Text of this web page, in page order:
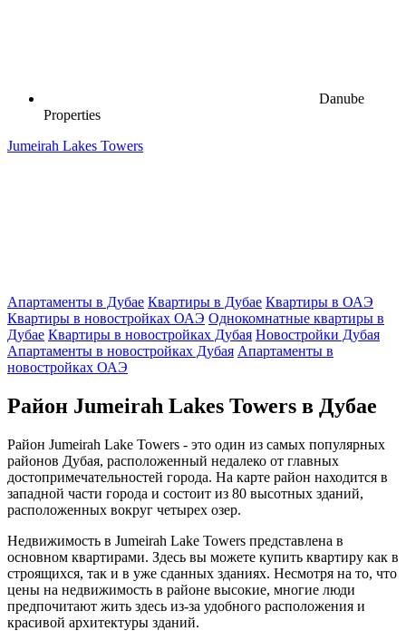
Danube
Properties
Jumeirah Lakes Towers
Апартаменты в Дубае Квартиры в Дубае Квартиры в ОАЭ
Квартиры в новостройках ОАЭ Однокомнатные квартиры в
Дубае Квартиры в новостройках Дубая Новостройки Дубая
Апартаменты в новостройках Дубая Апартаменты в
новостройках ОАЭ
Район Jumeirah Lakes Towers в Дубае
Район Jumeirah Lake Towers - это один из самых популярных
районов Дубая, расположенный недалеко от главных
достопримечательностей города. На карте район находится в
западной части города и состоит из 80 высотных зданий,
расположенных вокруг четырех озер.
Недвижимость в Jumeirah Lake Towers представлена в
основном квартирами. Здесь вы можете купить квартиру как в
строящихся, так и в уже сданных зданиях. Несмотря на то, что
цены на недвижимость в районе высокие, многие люди
предпочитают жить здесь из-за удобного расположения и
красивой архитектуры зданий.